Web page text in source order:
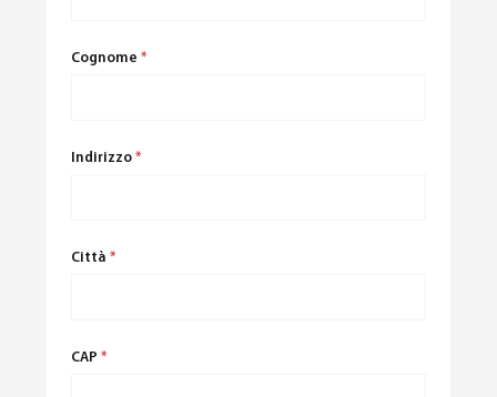
Cognome *
Indirizzo *
Città *
CAP *